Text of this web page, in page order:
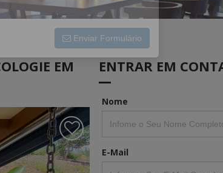
EM
ENTRAR EM
Nome
E-Mail
Enviar Formulário